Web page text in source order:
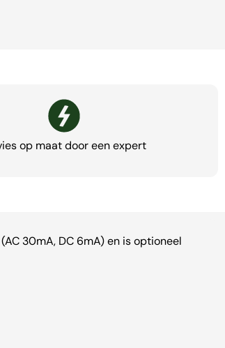
op maat door een expert
30mA, DC 6mA) en is optioneel